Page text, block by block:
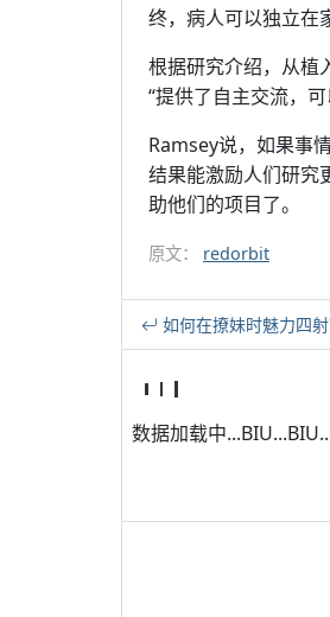
终，病人可以独立在
根据研究介绍，从植
“提供了自主交流，
Ramsey说，如果事
结果能激励人们研究
助他们的项目了。
原文： redorbit
如何在撩妹时魅力四射
数据加载中